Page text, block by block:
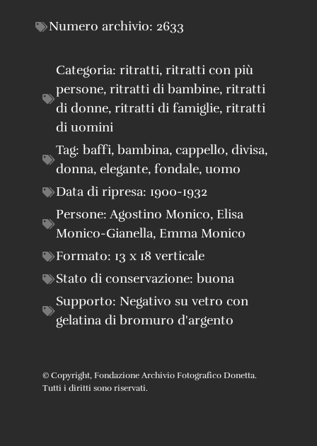
Numero archivio: 2633
Categoria: ritratti, ritratti con più
persone, ritratti di bambine, ritratti
di donne, ritratti di famiglie, ritratti
di uomini
Tag: baffi, bambina, cappello, divisa,
donna, elegante, fondale, uomo
Data di ripresa: 1900-1932
Persone: Agostino Monico, Elisa
Monico-Gianella, Emma Monico
Formato: 13 x 18 verticale
Stato di conservazione: buona
Supporto: Negativo su vetro con
gelatina di bromuro d'argento
© Copyright, Fondazione Archivio Fotografico Donetta.
Tutti i diritti sono riservati.